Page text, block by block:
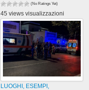
(No Ratings Yet)
45 views visualizzazioni
LUOGHI, ESEMPI,